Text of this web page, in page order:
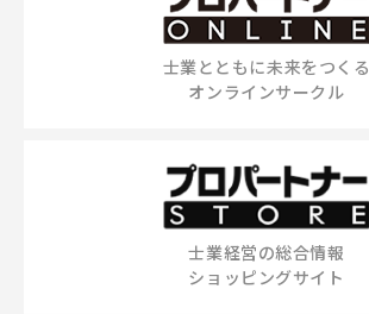
士業とともに未来をつくる
オンラインサークル
士業経営の総合情報
ショッピングサイト